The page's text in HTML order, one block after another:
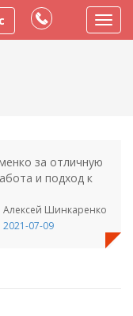
меню
за отличную
и подход к
Алексей Шинкаренко
2021-07-09